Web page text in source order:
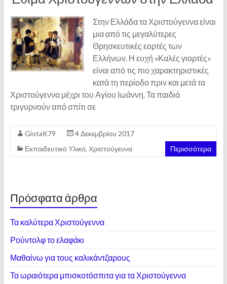
Στην Ελλάδα τα Χριστούγεννα είναι
μια από τις μεγαλύτερες
Θρησκευτικές εορτές των
Ελλήνων. Η ευχή «Καλές γιορτές»
είναι από τις πιο χαρακτηριστικές
κατά τη περίοδο πριν και μετά τα
Χριστούγεννα μέχρι του Αγίου Ιωάννη. Τα παιδιά
τριγυρνούν από σπίτι σε
GiotaK79
4 Δεκεμβρίου 2017
Εκπαιδευτικό Υλικό, Χριστούγεννα Περισσότερα
Πρόσφατα άρθρα
Τα καλύτερα Χριστούγεννα
Ρούντολφ το ελαφάκι
Μαθαίνω για τους καλικάντζαρους
Τα ωραιότερα μπισκοτόσπιτα για τα Χριστούγεννα